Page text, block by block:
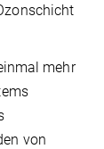
mehr
von